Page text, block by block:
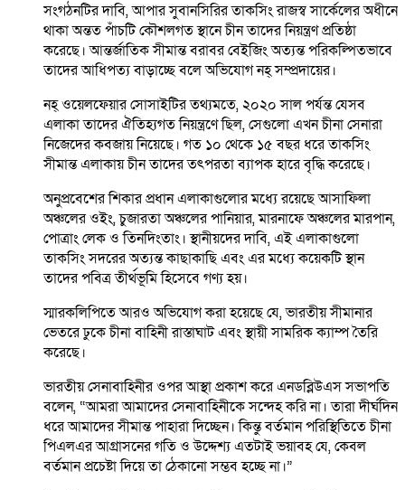
সংগঠনটির দাবি, আপার সুবানসিরির তাকসিং রাজস্ব সার্কেলের অধীনে
থাকা অন্তত পাঁচটি কৌশলগত স্থানে চীন তাদের নিয়ন্ত্রণ প্রতিষ্ঠা
করেছে। আন্তর্জাতিক সীমান্ত বরাবর বেইজিং অত্যন্ত পরিকল্পিতভাবে
তাদের আধিপত্য বাড়াচ্ছে বলে অভিযোগ নহ্ সম্প্রদায়ের।
নহ্ ওয়েলফেয়ার সোসাইটির তথ্যমতে, ২০২০ সাল পর্যন্ত যেসব
এলাকা তাদের ঐতিহ্যগত নিয়ন্ত্রণে ছিল, সেগুলো এখন চীনা সেনারা
নিজেদের কবজায় নিয়েছে। গত ১০ থেকে ১৫ বছর ধরে তাকসিং
সীমান্ত এলাকায় চীন তাদের তৎপরতা ব্যাপক হারে বৃদ্ধি করেছে।
অনুপ্রবেশের শিকার প্রধান এলাকাগুলোর মধ্যে রয়েছে আসাফিলা
অঞ্চলের ওইং, চুজারতা অঞ্চলের পানিয়ার, মারনাফে অঞ্চলের মারপান,
পোত্রাং লেক ও তিনদিংতাং। স্থানীয়দের দাবি, এই এলাকাগুলো
তাকসিং সদরের অত্যন্ত কাছাকাছি এবং এর মধ্যে কয়েকটি স্থান
তাদের পবিত্র তীর্থভূমি হিসেবে গণ্য হয়।
স্মারকলিপিতে আরও অভিযোগ করা হয়েছে যে, ভারতীয় সীমানার
ভেতরে ঢুকে চীনা বাহিনী রাস্তাঘাট এবং স্থায়ী সামরিক ক্যাম্প তৈরি
করেছে।
ভারতীয় সেনাবাহিনীর ওপর আস্থা প্রকাশ করে এনডব্লিউএস সভাপতি
বলেন, “আমরা আমাদের সেনাবাহিনীকে সন্দেহ করি না। তারা দীর্ঘদিন
ধরে আমাদের সীমান্ত পাহারা দিচ্ছেন। কিন্তু বর্তমান পরিস্থিতিতে চীনা
পিএলএর আগ্রাসনের গতি ও উদ্দেশ্য এতটাই ভয়াবহ যে, কেবল
বর্তমান প্রচেষ্টা দিয়ে তা ঠেকানো সম্ভব হচ্ছে না।”